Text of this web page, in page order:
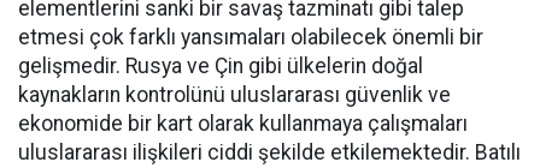
elementlerini sanki bir savaş tazminatı gibi talep
etmesi çok farklı yansımaları olabilecek önemli bir
gelişmedir. Rusya ve Çin gibi ülkelerin doğal
kaynakların kontrolünü uluslararası güvenlik ve
ekonomide bir kart olarak kullanmaya çalışmaları
uluslararası ilişkileri ciddi şekilde etkilemektedir. Batılı